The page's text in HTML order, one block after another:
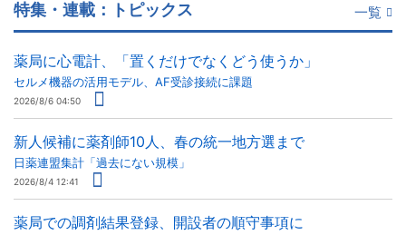
特集・連載：トピックス 一覧
薬局に心電計、「置くだけでなくどう使うか」
セルメ機器の活用モデル、AF受診接続に課題
2026/8/6 04:50
新人候補に薬剤師10人、春の統一地方選まで
日薬連盟集計「過去にない規模」
2026/8/4 12:41
薬局での調剤結果登録、開設者の順守事項に